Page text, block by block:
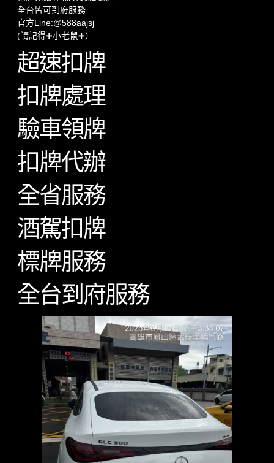
全台皆可到府服務
官方Line:@588aajsj
(請記得➕小老鼠➕）
超速扣牌
扣牌處理
驗車領牌
扣牌代辦
全省服務
酒駕扣牌
標牌服務
全台到府服務